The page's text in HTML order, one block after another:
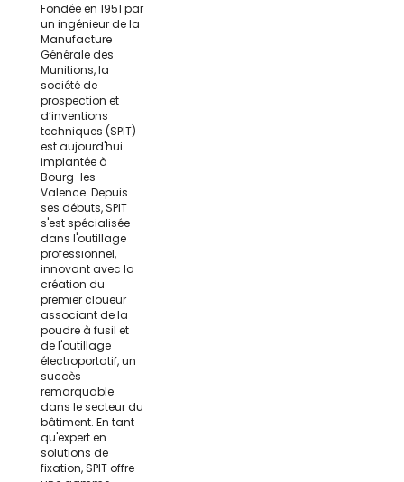
Fondée en 1951 par
un ingénieur de la
Manufacture
Générale des
Munitions, la
société de
prospection et
d’inventions
techniques (SPIT)
est aujourd'hui
implantée à
Bourg-les-
Valence. Depuis
ses débuts, SPIT
s'est spécialisée
dans l'outillage
professionnel,
innovant avec la
création du
premier cloueur
associant de la
poudre à fusil et
de l'outillage
électroportatif, un
succès
remarquable
dans le secteur du
bâtiment. En tant
qu'expert en
solutions de
fixation, SPIT offre